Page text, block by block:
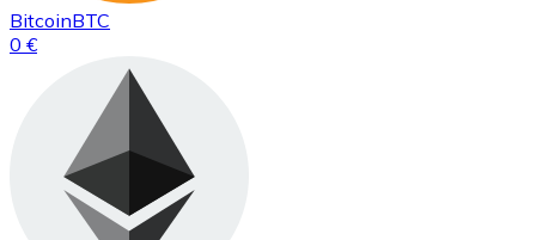
BitcoinBTC
0 €